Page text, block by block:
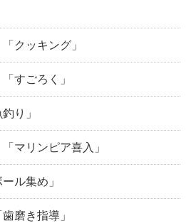
クッキング」
すごろく」
り」
リンピア喜入」
ル集め」
磨き指導」